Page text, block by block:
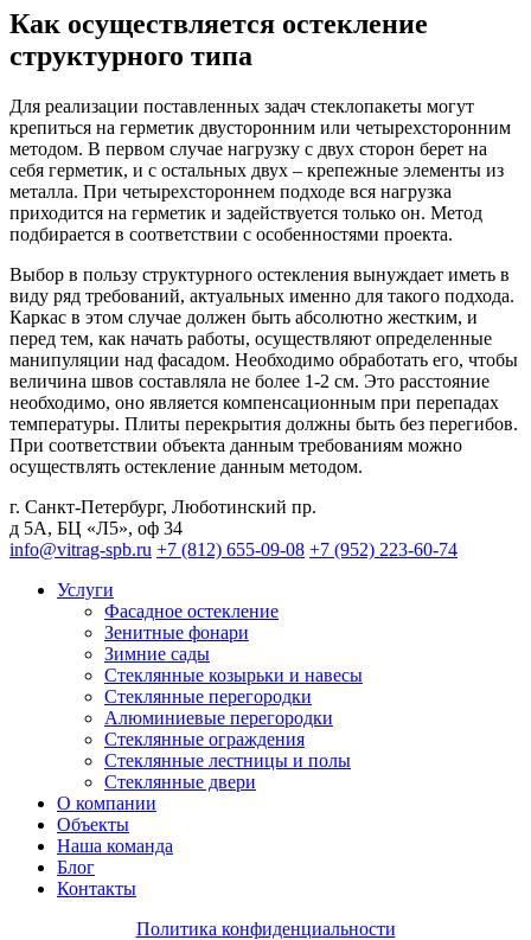
Как осуществляется остекление
структурного типа
Для реализации поставленных задач стеклопакеты могут
крепиться на герметик двусторонним или четырехсторонним
методом. В первом случае нагрузку с двух сторон берет на
себя герметик, и с остальных двух – крепежные элементы из
металла. При четырехстороннем подходе вся нагрузка
приходится на герметик и задействуется только он. Метод
подбирается в соответствии с особенностями проекта.
Выбор в пользу структурного остекления вынуждает иметь в
виду ряд требований, актуальных именно для такого подхода.
Каркас в этом случае должен быть абсолютно жестким, и
перед тем, как начать работы, осуществляют определенные
манипуляции над фасадом. Необходимо обработать его, чтобы
величина швов составляла не более 1-2 см. Это расстояние
необходимо, оно является компенсационным при перепадах
температуры. Плиты перекрытия должны быть без перегибов.
При соответствии объекта данным требованиям можно
осуществлять остекление данным методом.
г. Санкт-Петербург, Люботинский пр.
д 5А, БЦ «Л5», оф 34
info@vitrag-spb.ru +7 (812) 655-09-08 +7 (952) 223-60-74
Услуги
Фасадное остекление
Зенитные фонари
Зимние сады
Стеклянные козырьки и навесы
Стеклянные перегородки
Алюминиевые перегородки
Стеклянные ограждения
Стеклянные лестницы и полы
Стеклянные двери
О компании
Объекты
Наша команда
Блог
Контакты
Политика конфиденциальности